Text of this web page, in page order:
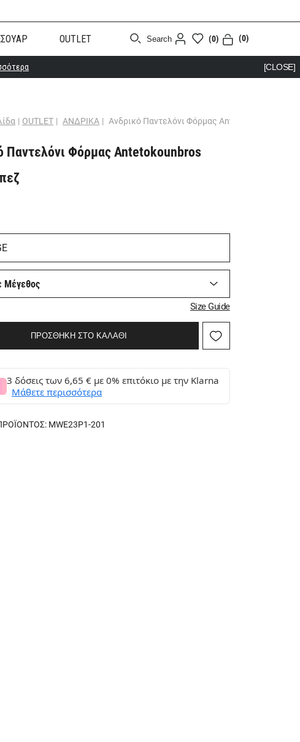
OUTLET Search (0) (0)
[CLOSE]
| OUTLET | ΑΝΔΡΙΚΑ | Ανδρικό Παντελόνι Φόρμας Antetokounbros
Παντελόνι Φόρμας Antetokounbros
Μέγεθος
Size Guide
ΠΡΟΣΘΗΚΗ ΣΤΟ ΚΑΛΑΘΙ
3 δόσεις των 6,65 € με 0% επιτόκιο με την Klarna
Μάθετε περισσότερα
MWE23P1-201